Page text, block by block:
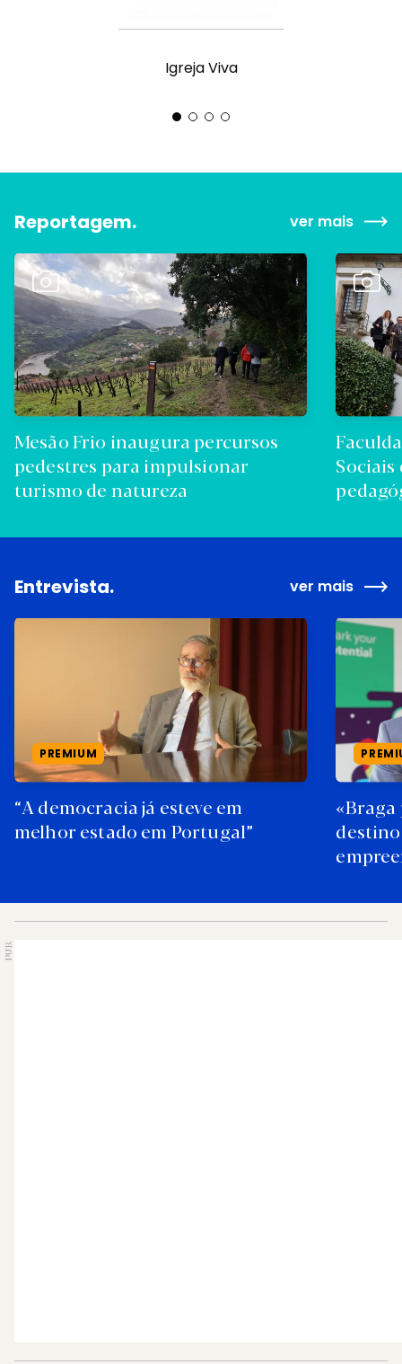
Igreja Viva
Reportagem. ver mais
Mesão Frio inaugura percursos
pedestres para impulsionar
turismo de natureza
Sociais
Entrevista. ver mais
PREMIUM
“A democracia já esteve em
melhor estado em Portugal”
PUB.